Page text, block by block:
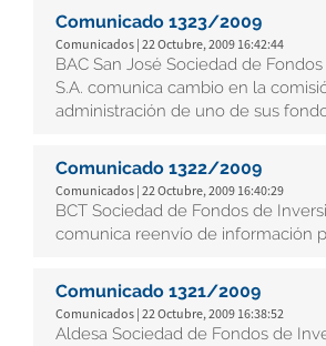
Comunicado 1323/2009
Comunicados | 22 Octubre, 2009 16:42:44
BAC San José Sociedad de
S.A. comunica cambio en la
administración de uno de sus
Comunicado 1322/2009
Comunicados | 22 Octubre, 2009 16:40:29
BCT Sociedad de Fondos de
comunica reenvío de información
Comunicado 1321/2009
Comunicados | 22 Octubre, 2009 16:38:52
Aldesa Sociedad de Fondos de